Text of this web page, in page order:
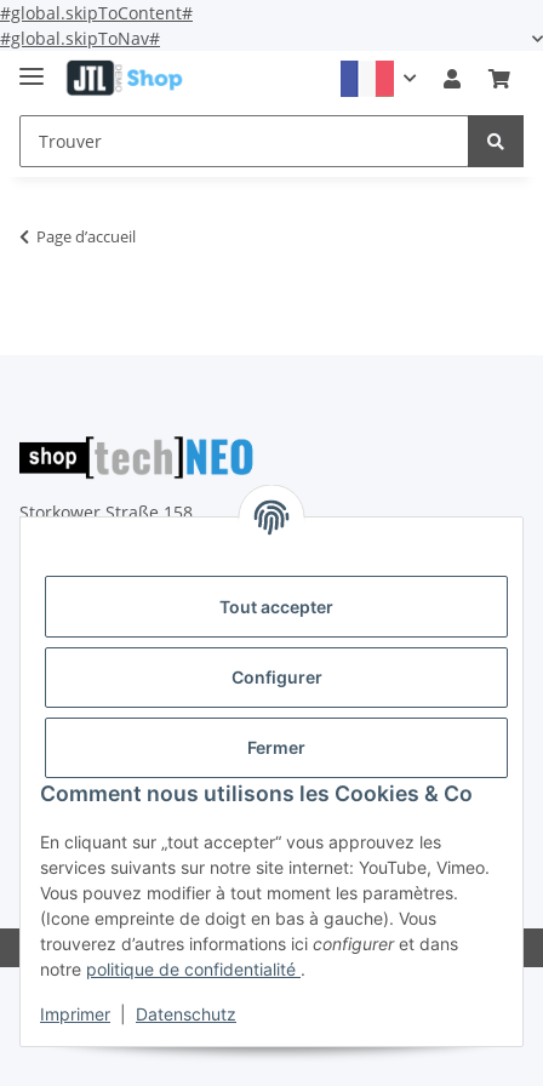
#global.skipToContent#
#global.skipToNav#
Tout accepter
Configurer
Fermer
Comment nous utilisons les Cookies & Co
En cliquant sur „tout accepter“ vous approuvez les
services suivants sur notre site internet: YouTube, Vimeo.
Vous pouvez modifier à tout moment les paramètres.
(Icone empreinte de doigt en bas à gauche). Vous
trouverez d’autres informations ici configureret dans
notre politique de confidentialité .
Imprimer Datenschutz
Page d’accueil
Storkower Straße 158
Tel:+49 (0)30 555 70 70 – 0
Fax: +49 (0)30 555 70 70 – 99
#global.withdrawalForm#
* Tous les prix incluent la TVA.plusfrais de port .